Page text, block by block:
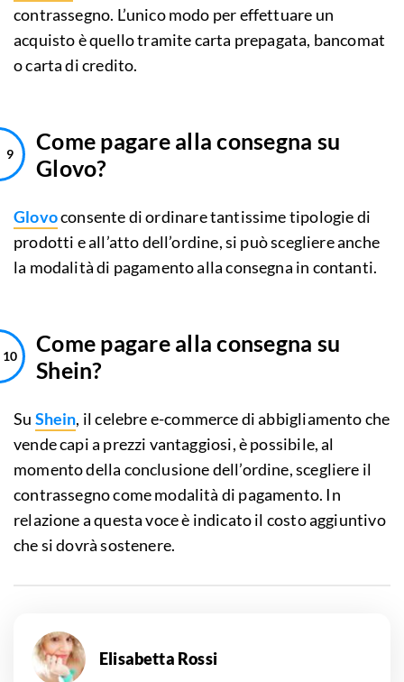
contrassegno. L’unico modo per effettuare un
acquisto è quello tramite carta prepagata, bancomat
o carta di credito.
Come pagare alla consegna su
Glovo?
Glovoconsente di ordinare tantissime tipologie di
prodotti e all’atto dell’ordine, si può scegliere anche
la modalità di pagamento alla consegna in contanti.
Come pagare alla consegna su
Shein?
Su Shein, il celebre e-commerce di abbigliamento che
vende capi a prezzi vantaggiosi, è possibile, al
momento della conclusione dell’ordine, scegliere il
contrassegno come modalità di pagamento. In
relazione a questa voce è indicato il costo aggiuntivo
che si dovrà sostenere.
Elisabetta Rossi